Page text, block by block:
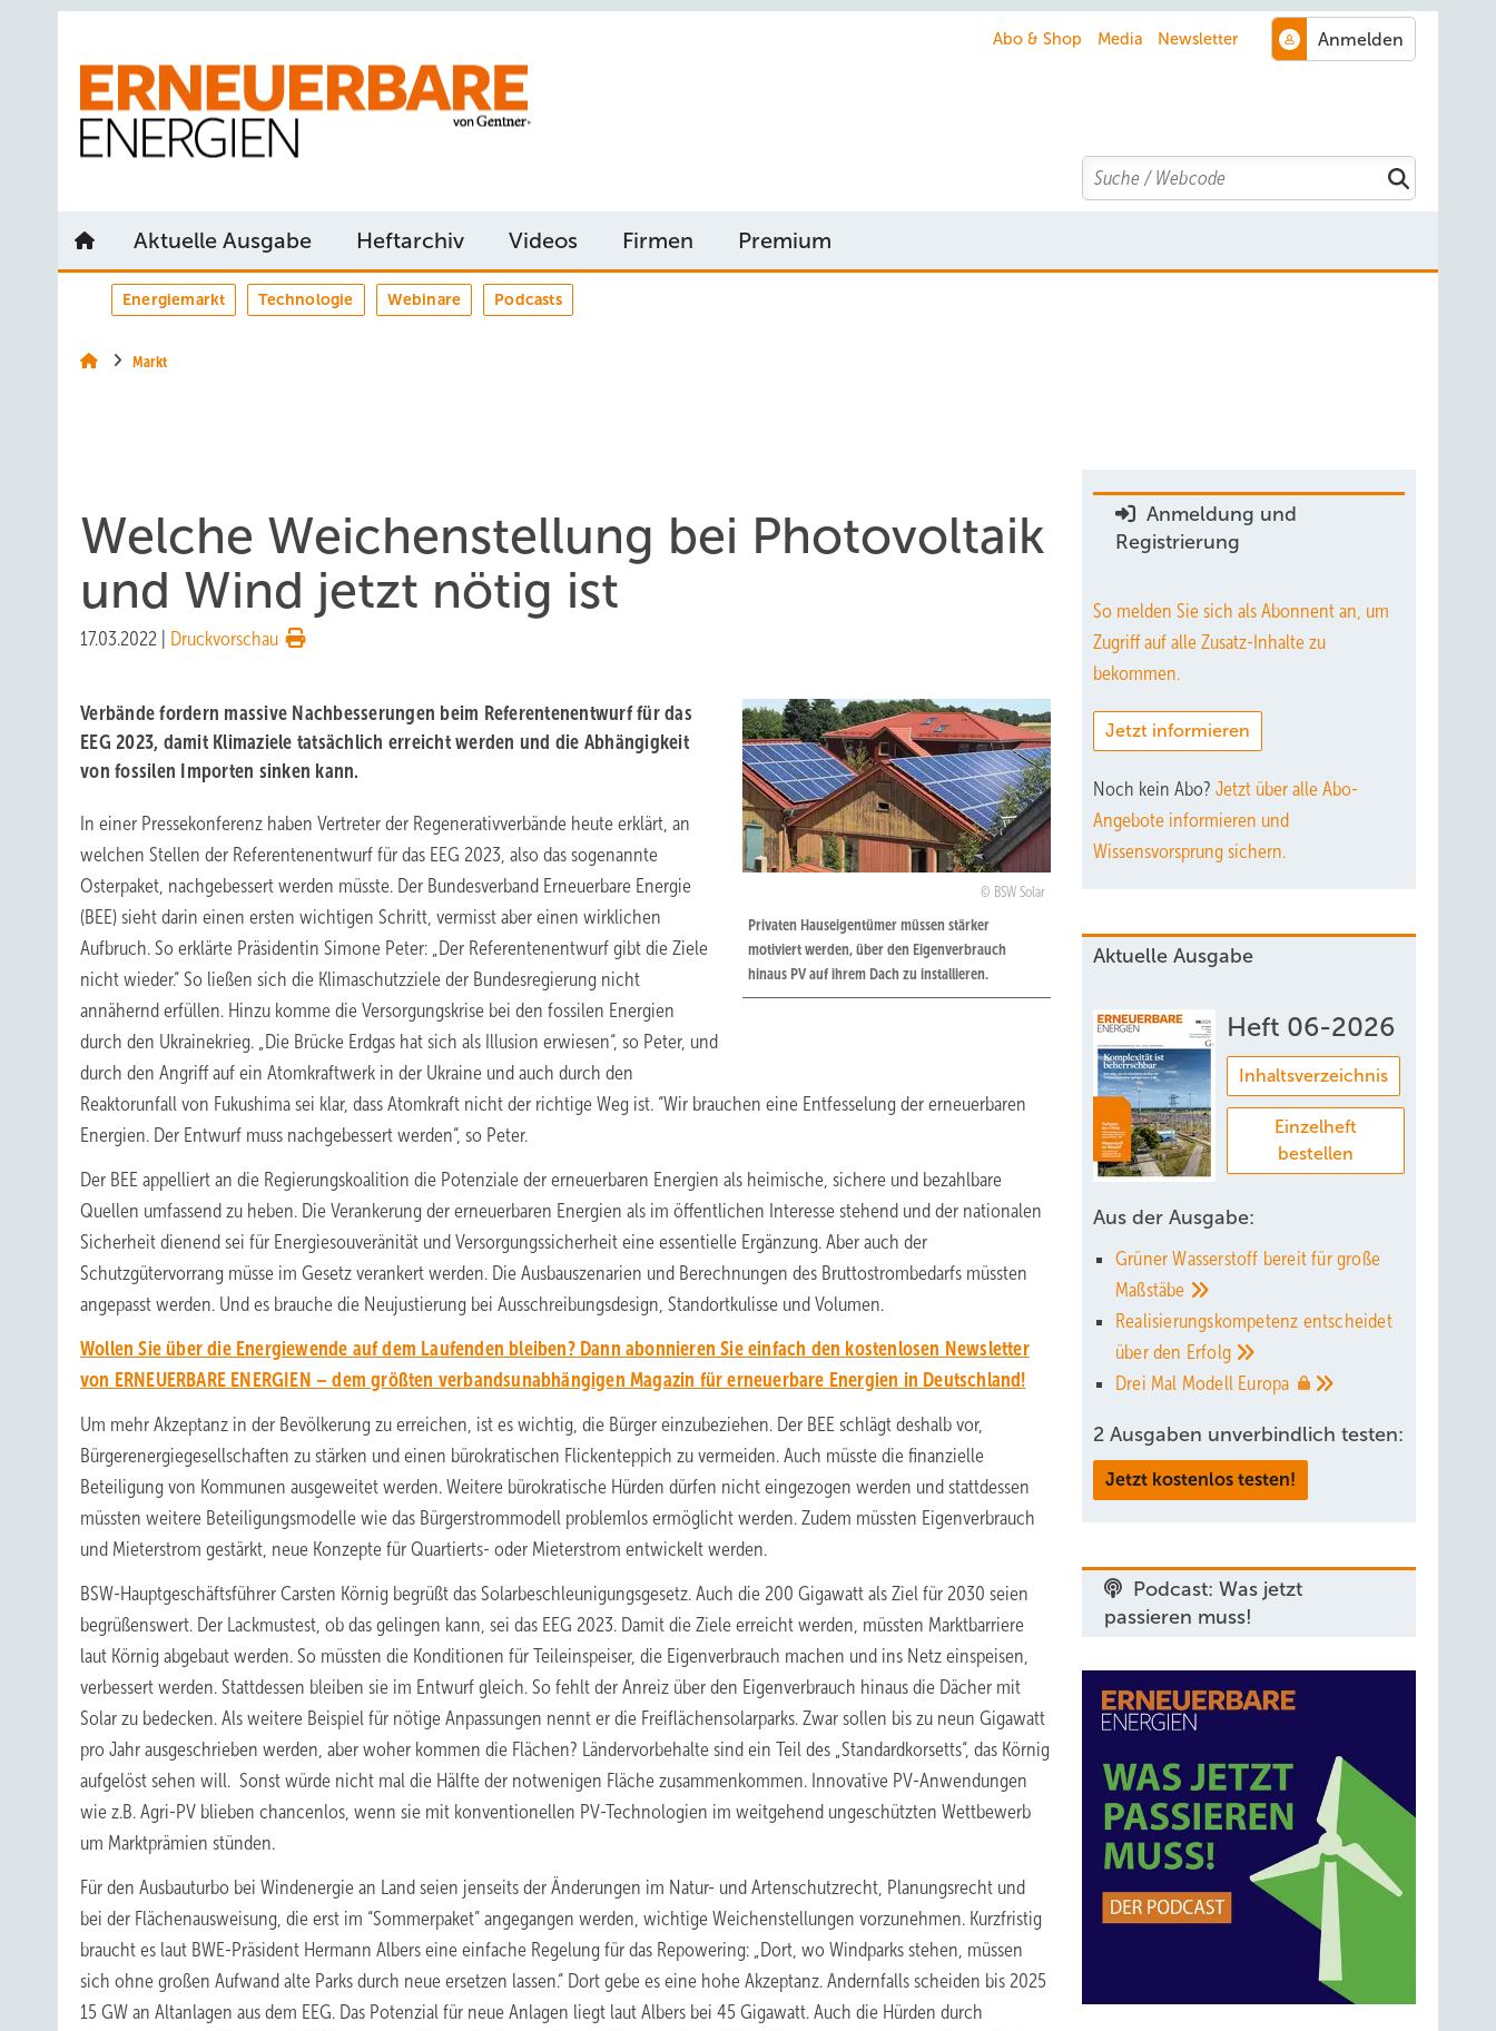
Abo & Shop Media Newsletter
Search
Aktuelle Ausgabe Heftarchiv Videos Firmen Premium
Energiemarkt Technologie Webinare Podcasts
Markt
Welche Weichenstellung bei Photovoltaik
und Wind jetzt nötig ist
17.03.2022 Druckvorschau
BSW Solar
Privaten Hauseigentümer müssen stärker
motiviert werden, über den Eigenverbrauch
hinaus PV auf ihrem Dach zu installieren.
Verbände fordern massive Nachbesserungen beim Referentenentwurf für das
EEG 2023, damit Klimaziele tatsächlich erreicht werden und die Abhängigkeit
von fossilen Importen sinken kann.
In einer Pressekonferenz haben Vertreter der Regenerativverbände heute erklärt, an
welchen Stellen der Referentenentwurf für das EEG 2023, also das sogenannte
Osterpaket, nachgebessert werden müsste. Der Bundesverband Erneuerbare Energie
(BEE) sieht darin einen ersten wichtigen Schritt, vermisst aber einen wirklichen
Aufbruch. So erklärte Präsidentin Simone Peter: „Der Referentenentwurf gibt die Ziele
nicht wieder.“ So ließen sich die Klimaschutzziele der Bundesregierung nicht
annähernd erfüllen. Hinzu komme die Versorgungskrise bei den fossilen Energien
durch den Ukrainekrieg. „Die Brücke Erdgas hat sich als Illusion erwiesen“, so Peter, und
durch den Angriff auf ein Atomkraftwerk in der Ukraine und auch durch den
Reaktorunfall von Fukushima sei klar, dass Atomkraft nicht der richtige Weg ist. “Wir brauchen eine Entfesselung der erneuerbaren
Energien. Der Entwurf muss nachgebessert werden“, so Peter.
Der BEE appelliert an die Regierungskoalition die Potenziale der erneuerbaren Energien als heimische, sichere und bezahlbare
Quellen umfassend zu heben. Die Verankerung der erneuerbaren Energien als im öffentlichen Interesse stehend und der nationalen
Sicherheit dienend sei für Energiesouveränität und Versorgungssicherheit eine essentielle Ergänzung. Aber auch der
Schutzgütervorrang müsse im Gesetz verankert werden. Die Ausbauszenarien und Berechnungen des Bruttostrombedarfs müssten
angepasst werden. Und es brauche die Neujustierung bei Ausschreibungsdesign, Standortkulisse und Volumen.
Wollen Sie über die Energiewende auf dem Laufenden bleiben? Dann abonnieren Sie einfach den kostenlosen Newsletter
von ERNEUERBARE ENERGIEN – dem größten verbandsunabhängigen Magazin für erneuerbare Energien in Deutschland!
Um mehr Akzeptanz in der Bevölkerung zu erreichen, ist es wichtig, die Bürger einzubeziehen. Der BEE schlägt deshalb vor,
Bürgerenergiegesellschaften zu stärken und einen bürokratischen Flickenteppich zu vermeiden. Auch müsste die finanzielle
Beteiligung von Kommunen ausgeweitet werden. Weitere bürokratische Hürden dürfen nicht eingezogen werden und stattdessen
müssten weitere Beteiligungsmodelle wie das Bürgerstrommodell problemlos ermöglicht werden. Zudem müssten Eigenverbrauch
und Mieterstrom gestärkt, neue Konzepte für Quartierts- oder Mieterstrom entwickelt werden.
BSW-Hauptgeschäftsführer Carsten Körnig begrüßt das Solarbeschleunigungsgesetz. Auch die 200 Gigawatt als Ziel für 2030 seien
begrüßenswert. Der Lackmustest, ob das gelingen kann, sei das EEG 2023. Damit die Ziele erreicht werden, müssten Marktbarriere
laut Körnig abgebaut werden. So müssten die Konditionen für Teileinspeiser, die Eigenverbrauch machen und ins Netz einspeisen,
verbessert werden. Stattdessen bleiben sie im Entwurf gleich. So fehlt der Anreiz über den Eigenverbrauch hinaus die Dächer mit
Solar zu bedecken. Als weitere Beispiel für nötige Anpassungen nennt er die Freiflächensolarparks. Zwar sollen bis zu neun Gigawatt
pro Jahr ausgeschrieben werden, aber woher kommen die Flächen? Ländervorbehalte sind ein Teil des „Standardkorsetts“, das Körnig
aufgelöst sehen will. Sonst würde nicht mal die Hälfte der notwenigen Fläche zusammenkommen. Innovative PV-Anwendungen
wie z.B. Agri-PV blieben chancenlos, wenn sie mit konventionellen PV-Technologien im weitgehend ungeschützten Wettbewerb
um Marktprämien stünden.
Für den Ausbauturbo bei Windenergie an Land seien jenseits der Änderungen im Natur- und Artenschutzrecht, Planungsrecht und
bei der Flächenausweisung, die erst im “Sommerpaket” angegangen werden, wichtige Weichenstellungen vorzunehmen. Kurzfristig
braucht es laut BWE-Präsident Hermann Albers eine einfache Regelung für das Repowering: „Dort, wo Windparks stehen, müssen
sich ohne großen Aufwand alte Parks durch neue ersetzen lassen.“ Dort gebe es eine hohe Akzeptanz. Andernfalls scheiden bis 2025
15 GW an Altanlagen aus dem EEG. Das Potenzial für neue Anlagen liegt laut Albers bei 45 Gigawatt. Auch die Hürden durch
Anmeldung und
Registrierung
So melden Sie sich als Abonnent an, um
Zugriff auf alle Zusatz-Inhalte zu
bekommen.
Jetzt informieren
Noch kein Abo? Jetzt über alle Abo-
Angebote informieren und
Wissensvorsprung sichern.
Aktuelle Ausgabe
Heft 06-2026
Inhaltsverzeichnis
Einzelheft
bestellen
Aus der Ausgabe:
Grüner Wasserstoff bereit für große
Maßstäbe
Realisierungskompetenz entscheidet
über den Erfolg
Drei Mal Modell Europa
2 Ausgaben unverbindlich testen:
Jetzt kostenlos testen!
Podcast: Was jetzt
passieren muss!